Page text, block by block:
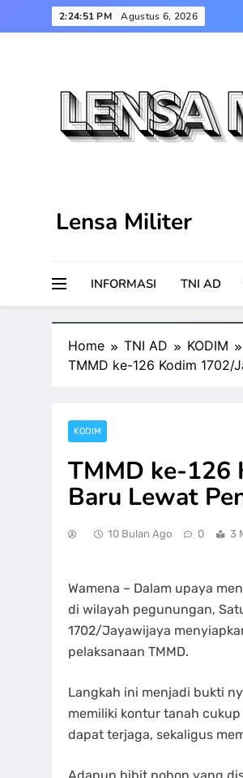
to
2:24:52 PM Agustus 6, 2026
Lensa Militer
INFORMASI TNI AD
Home TNI AD
KODIM
TMMD ke-126 Kodim 1702/
KODIM
TMMD ke-126
Baru Lewat
10 Bulan Ago 0 3
Wamena – Dalam upaya
di wilayah pegunungan,
1702/Jayawijaya
pelaksanaan TMMD.
Langkah ini menjadi bukti
memiliki kontur tanah
dapat terjaga, sekaligus